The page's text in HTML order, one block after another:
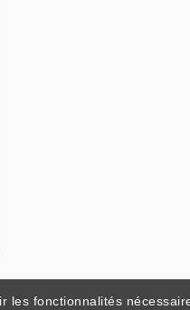
les fonctionnalités